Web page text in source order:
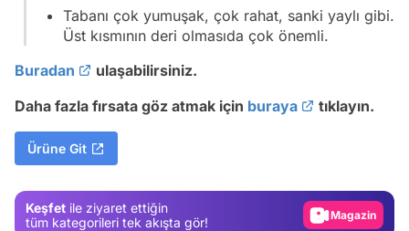
Tabanı çok yumuşak, çok rahat, sanki yaylı gibi.
Üst kısmının deri olmasıda çok önemli.
Buradan
ulaşabilirsiniz.
Daha fazla fırsata göz atmak için buraya tıklayın.
Ürüne Git
Keşfet ile ziyaret ettiğin
tüm kategorileri tek akışta gör!
Magazin